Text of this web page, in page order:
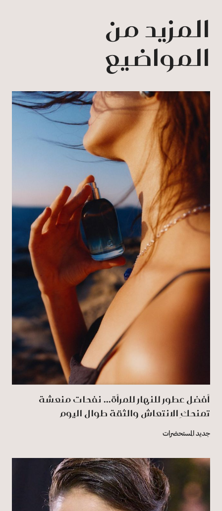
المزيد من
المواضيع
أفضل عطور للنهار للمرأة... نفحات منعشة
تمنحكِ الانتعاش والثقة طوال اليوم
جديد المستحضرات